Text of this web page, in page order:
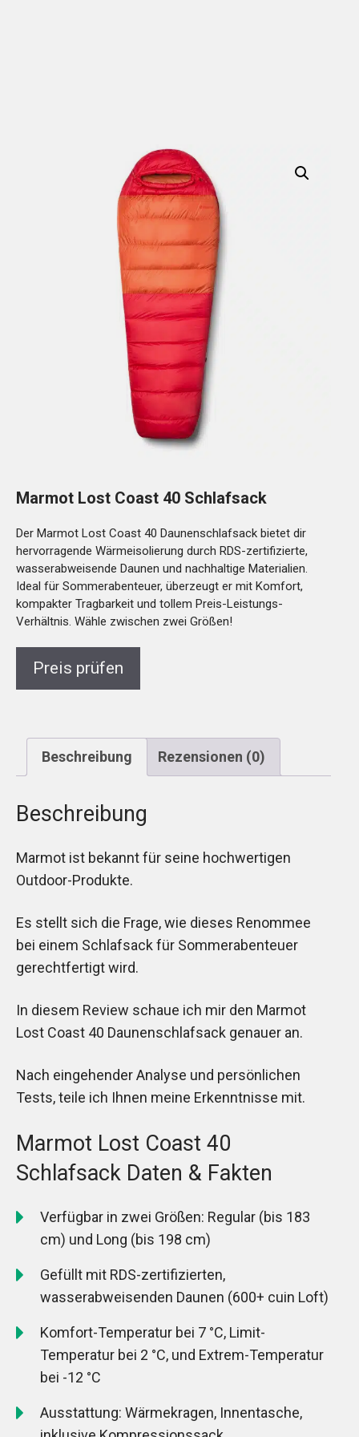
Marmot Lost Coast 40 Schlafsack
Der Marmot Lost Coast 40 Daunenschlafsack bietet dir
hervorragende Wärmeisolierung durch RDS-zertifizierte,
wasserabweisende Daunen und nachhaltige Materialien.
Ideal für Sommerabenteuer, überzeugt er mit Komfort,
kompakter Tragbarkeit und tollem Preis-Leistungs-
Verhältnis. Wähle zwischen zwei Größen!
Preis prüfen
Beschreibung Rezensionen (0)
Beschreibung
Marmot ist bekannt für seine hochwertigen
Outdoor-Produkte.
Es stellt sich die Frage, wie dieses Renommee
bei einem Schlafsack für Sommerabenteuer
gerechtfertigt wird.
In diesem Review schaue ich mir den Marmot
Lost Coast 40 Daunenschlafsack genauer an.
Nach eingehender Analyse und persönlichen
Tests, teile ich Ihnen meine Erkenntnisse mit.
Marmot Lost Coast 40
Schlafsack Daten & Fakten
Verfügbar in zwei Größen: Regular (bis 183
cm) und Long (bis 198 cm)
Gefüllt mit RDS-zertifizierten,
wasserabweisenden Daunen (600+ cuin Loft)
Komfort-Temperatur bei 7 °C, Limit-
Temperatur bei 2 °C, und Extrem-Temperatur
bei -12 °C
Ausstattung: Wärmekragen, Innentasche,